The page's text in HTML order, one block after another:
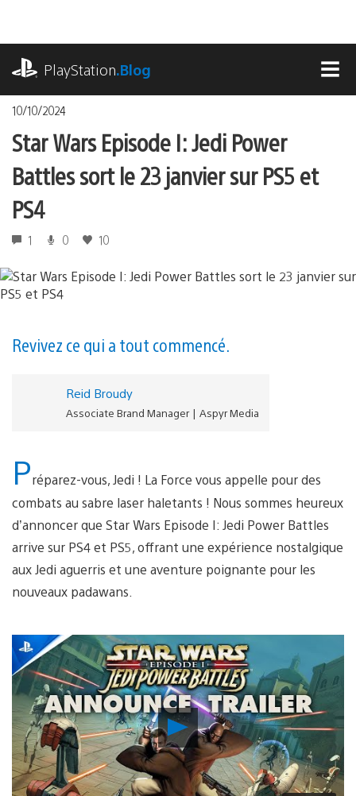
contenu
PlayStation.Blog
10/10/2024
Star Wars Episode I: Jedi Power
Battles sort le 23 janvier sur PS5 et
PS4
1 0 10
Revivez ce qui a tout commencé.
Reid Broudy
Associate Brand Manager | Aspyr Media
Préparez-vous, Jedi ! La Force vous appelle pour des
combats au sabre laser haletants ! Nous sommes heureux
d’annoncer que Star Wars Episode I: Jedi Power Battles
arrive sur PS4 et PS5, offrant une expérience nostalgique
aux Jedi aguerris et une aventure poignante pour les
nouveaux padawans.
Lancer
la
vidéo